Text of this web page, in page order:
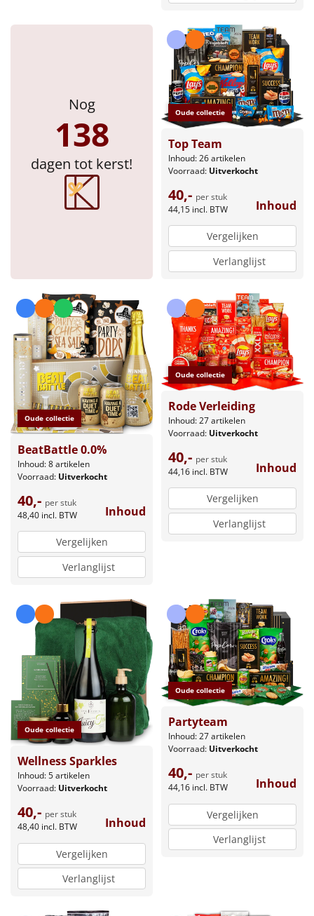
Nog
138
dagen tot kerst!
Oude collectie
Top Team
Inhoud: 26 artikelen
Voorraad: Uitverkocht
40,- per stuk
44,15 incl. BTW Inhoud
Vergelijken
Verlanglijst
Oude collectie
BeatBattle 0.0%
Inhoud: 8 artikelen
Voorraad: Uitverkocht
40,- per stuk
48,40 incl. BTW Inhoud
Vergelijken
Verlanglijst
Oude collectie
Rode Verleiding
Inhoud: 27 artikelen
Voorraad: Uitverkocht
40,- per stuk
44,16 incl. BTW Inhoud
Vergelijken
Verlanglijst
Oude collectie
Wellness Sparkles
Inhoud: 5 artikelen
Voorraad: Uitverkocht
40,- per stuk
48,40 incl. BTW Inhoud
Vergelijken
Verlanglijst
Oude collectie
Partyteam
Inhoud: 27 artikelen
Voorraad: Uitverkocht
40,- per stuk
44,16 incl. BTW Inhoud
Vergelijken
Verlanglijst